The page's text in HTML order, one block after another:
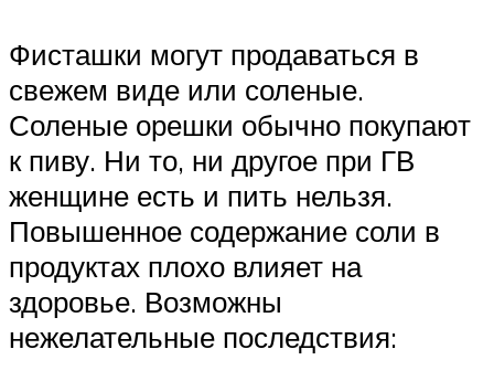
Фисташки могут продаваться в
свежем виде или соленые.
Соленые орешки обычно покупают
к пиву. Ни то, ни другое при ГВ
женщине есть и пить нельзя.
Повышенное содержание соли в
продуктах плохо влияет на
здоровье. Возможны
нежелательные последствия: